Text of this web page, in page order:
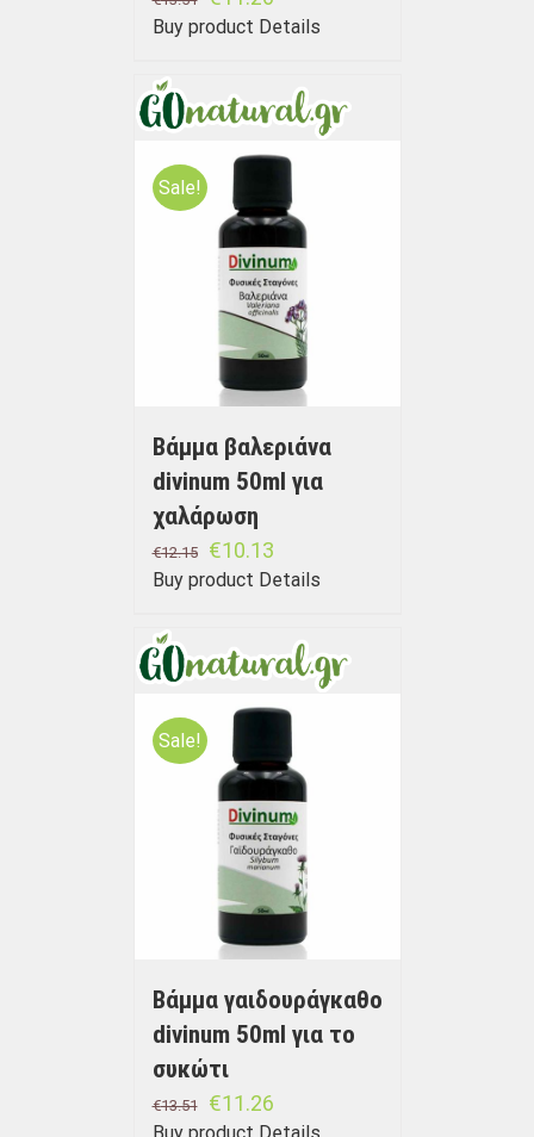
Buy product Details
Sale!
Bάμμα βαλεριάνα
divinum 50ml για
χαλάρωση
€12.15 €10.13
Buy product Details
Sale!
Bάμμα γαιδουράγκαθο
divinum 50ml για το
συκώτι
€13.51 €11.26